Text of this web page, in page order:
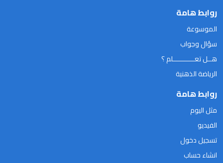
روابط هامة
الموسوعة
سؤال وجواب
هــل تعـــــــــــلم ؟
الرياضة الذهنية
روابط هامة
مثل اليوم
الفيديو
تسجيل دخول
انشاء حساب